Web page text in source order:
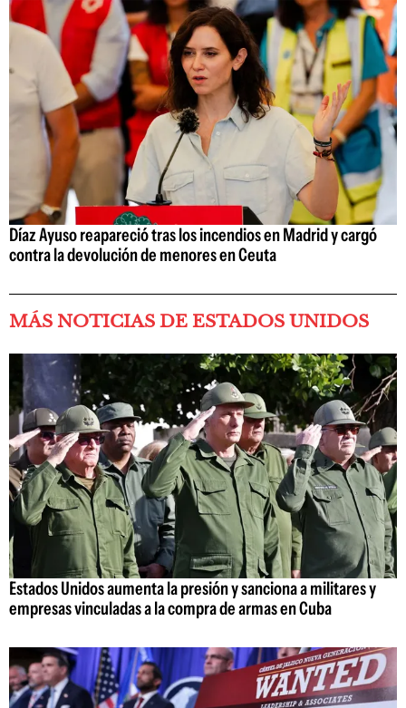
Díaz Ayuso reapareció tras los incendios en Madrid y cargó
contra la devolución de menores en Ceuta
MÁS NOTICIAS DE ESTADOS UNIDOS
Estados Unidos aumenta la presión y sanciona a militares y
empresas vinculadas a la compra de armas en Cuba